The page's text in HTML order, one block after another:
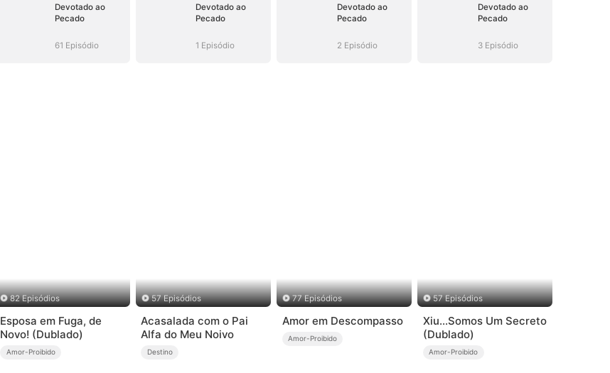
Devotado ao
Pecado
61 Episódio
Devotado ao
Pecado
1 Episódio
Devotado ao
Pecado
2 Episódio
Devotado ao
Pecado
3 Episódio
82 Episódios
Esposa em Fuga, de
Novo! (Dublado)
Amor-Proibido
57 Episódios
Acasalada com o Pai
Alfa do Meu Noivo
Destino
77 Episódios
Amor em Descompasso
Amor-Proibido
57 Episódios
Xiu...Somos Um Secreto
(Dublado)
Amor-Proibido